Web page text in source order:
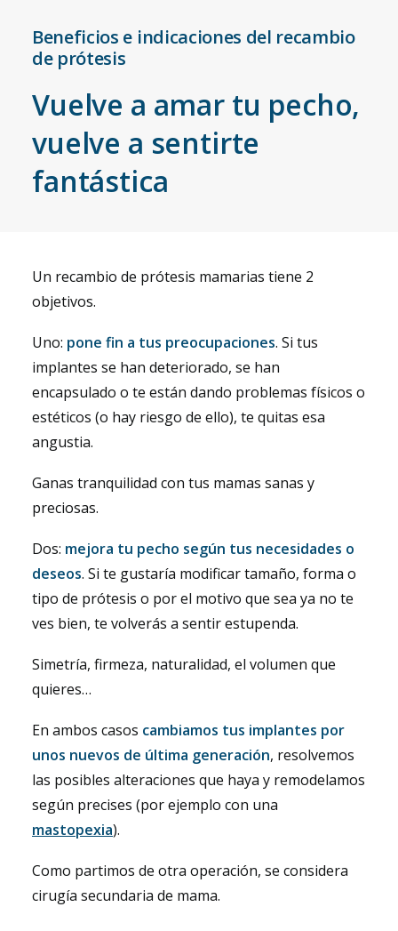
Beneficios e indicaciones del recambio
de prótesis
Vuelve a amar tu pecho,
vuelve a sentirte
fantástica
Un recambio de prótesis mamarias tiene 2
objetivos.
Uno: pone fin a tus preocupaciones. Si tus
implantes se han deteriorado, se han
encapsulado o te están dando problemas físicos o
estéticos (o hay riesgo de ello), te quitas esa
angustia.
Ganas tranquilidad con tus mamas sanas y
preciosas.
Dos: mejora tu pecho según tus necesidades o
deseos. Si te gustaría modificar tamaño, forma o
tipo de prótesis o por el motivo que sea ya no te
ves bien, te volverás a sentir estupenda.
Simetría, firmeza, naturalidad, el volumen que
quieres…
En ambos casos cambiamos tus implantes por
unos nuevos de última generación, resolvemos
las posibles alteraciones que haya y remodelamos
según precises (por ejemplo con una
mastopexia).
Como partimos de otra operación, se considera
cirugía secundaria de mama.